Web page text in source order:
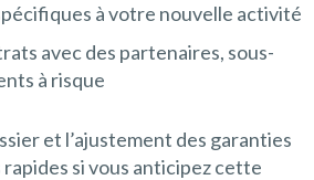
à votre nouvelle activité
avec des partenaires, sous-
à risque
et l’ajustement des garanties
si vous anticipez cette